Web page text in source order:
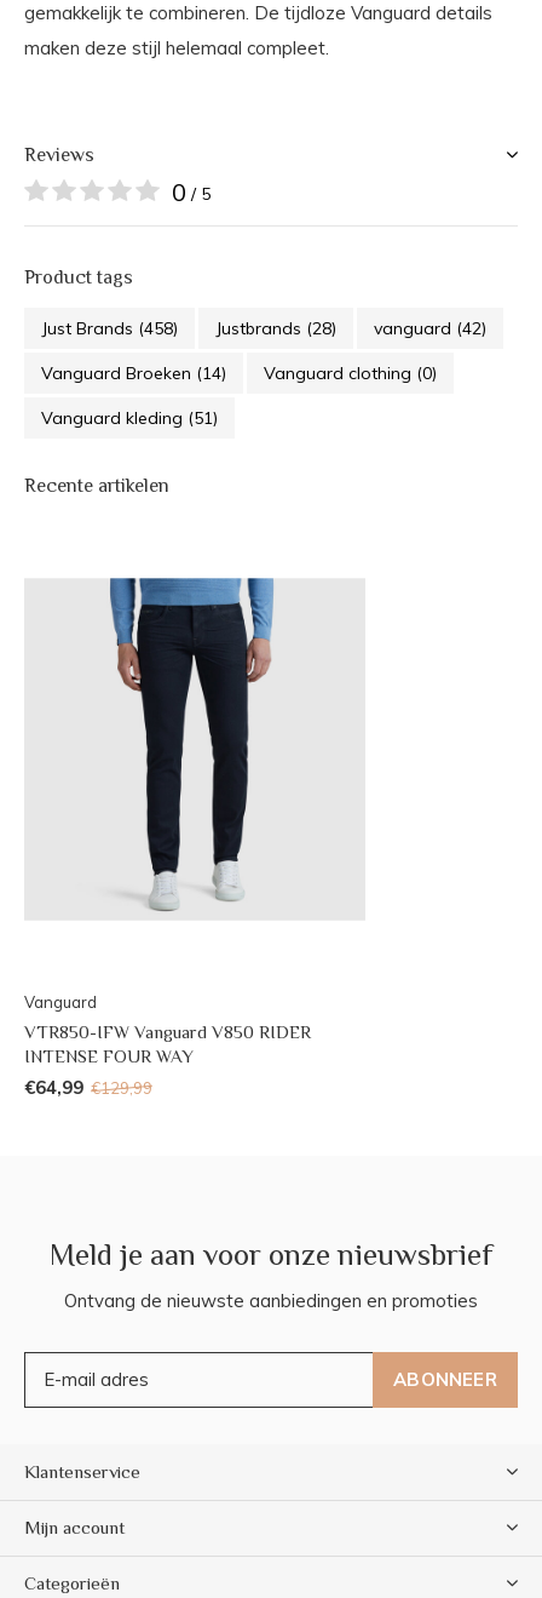
gemakkelijk te combineren. De tijdloze Vanguard details
maken deze stijl helemaal compleet.
Reviews
0 / 5
Product tags
Just Brands (458) Justbrands (28) vanguard (42)
Vanguard Broeken (14) Vanguard clothing (0)
Vanguard kleding (51)
Recente artikelen
Vanguard
VTR850-IFW Vanguard V850 RIDER
INTENSE FOUR WAY
€64,99 €129,99
Meld je aan voor onze nieuwsbrief
Ontvang de nieuwste aanbiedingen en promoties
ABONNEER
Klantenservice
Mijn account
Categorieën